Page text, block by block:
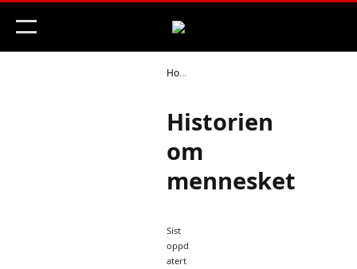
Home
Historien
om
mennesket
Sist
oppd
atert